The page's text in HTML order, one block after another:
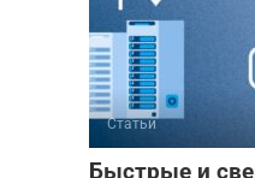
Статьи
Быстрые и